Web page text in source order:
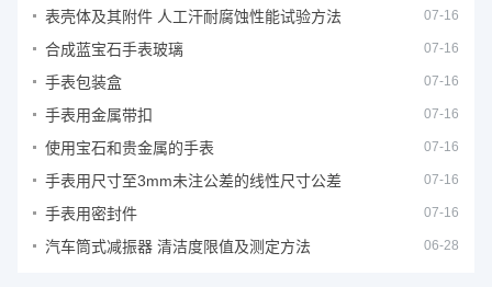
表壳体及其附件 人工汗耐腐蚀性能试验方法 07-16
合成蓝宝石手表玻璃 07-16
手表包装盒 07-16
手表用金属带扣 07-16
使用宝石和贵金属的手表 07-16
手表用尺寸至3mm未注公差的线性尺寸公差 07-16
手表用密封件 07-16
汽车筒式减振器 清洁度限值及测定方法 06-28